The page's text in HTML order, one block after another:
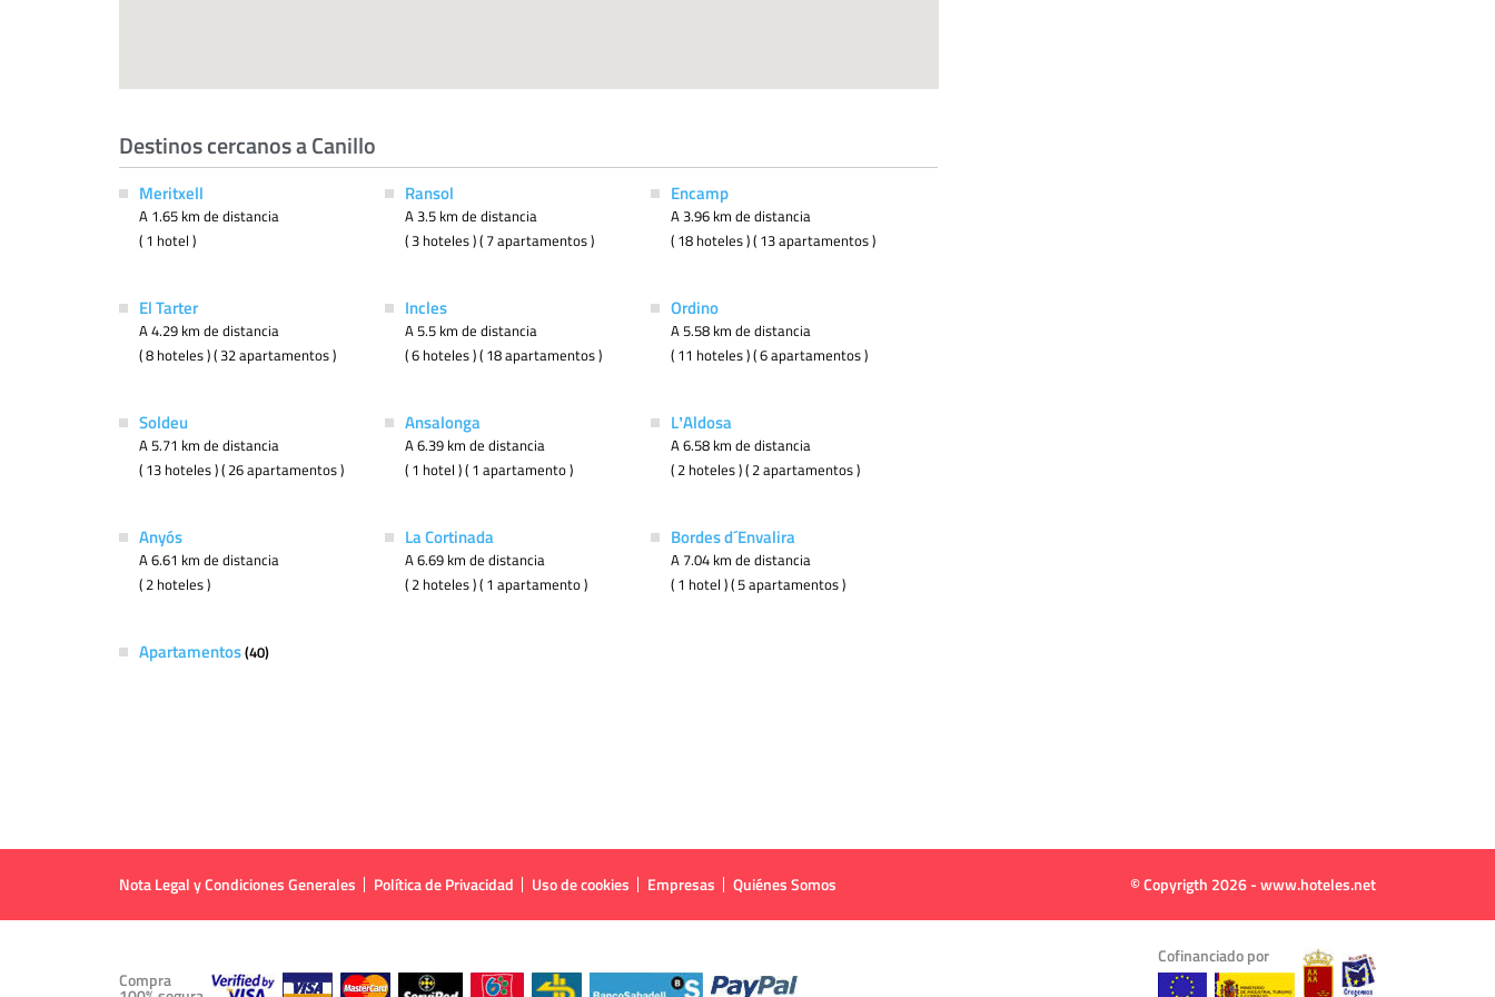
Destinos cercanos a Canillo
Meritxell
A 1.65 km de distancia
( 1 hotel )
Ransol
A 3.5 km de distancia
( 3 hoteles ) ( 7 apartamentos )
Encamp
A 3.96 km de distancia
( 18 hoteles ) ( 13 apartamentos )
El Tarter
A 4.29 km de distancia
( 8 hoteles ) ( 32 apartamentos )
Incles
A 5.5 km de distancia
( 6 hoteles ) ( 18 apartamentos )
Ordino
A 5.58 km de distancia
( 11 hoteles ) ( 6 apartamentos )
Soldeu
A 5.71 km de distancia
( 13 hoteles ) ( 26 apartamentos )
Ansalonga
A 6.39 km de distancia
( 1 hotel ) ( 1 apartamento )
LʼAldosa
A 6.58 km de distancia
( 2 hoteles ) ( 2 apartamentos )
Anyós
A 6.61 km de distancia
( 2 hoteles )
La Cortinada
A 6.69 km de distancia
( 2 hoteles ) ( 1 apartamento )
Bordes d´Envalira
A 7.04 km de distancia
( 1 hotel ) ( 5 apartamentos )
Apartamentos(40)
Nota Legal y Condiciones Generales Política de Privacidad Uso de cookies Empresas Quiénes Somos © Copyrigth 2026 - www.hoteles.net
Compra
Cofinanciado por